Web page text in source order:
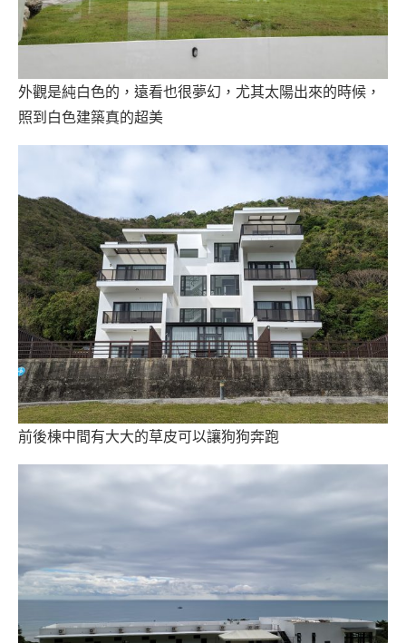
外觀是純白色的，遠看也很夢幻，尤其太陽出來的時候，
照到白色建築真的超美
前後棟中間有大大的草皮可以讓狗狗奔跑